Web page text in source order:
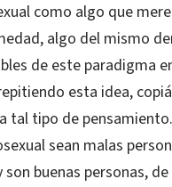
como algo que
algo del mismo
de este paradigma
esta idea,
tal tipo de
sean malas
buenas personas,